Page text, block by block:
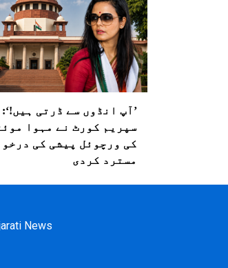
’آپ انڈوں سے ڈرتی ہیں!‘:
سپریم کورٹ نے مہوا
کی ورچوئل پیشی کی
مسترد کردی
News